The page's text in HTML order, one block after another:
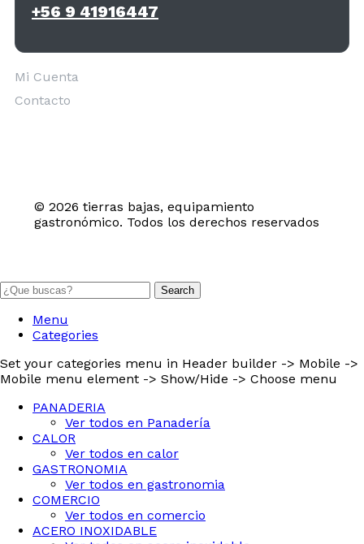
+56 9 41916447
Mi Cuenta
Contacto
© 2026 tierras bajas, equipamiento
gastronómico. Todos los derechos reservados
Search
Menu
Categories
Set your categories menu in Header builder -> Mobile ->
Mobile menu element -> Show/Hide -> Choose menu
PANADERIA
Ver todos en Panadería
CALOR
Ver todos en calor
GASTRONOMIA
Ver todos en gastronomia
COMERCIO
Ver todos en comercio
ACERO INOXIDABLE